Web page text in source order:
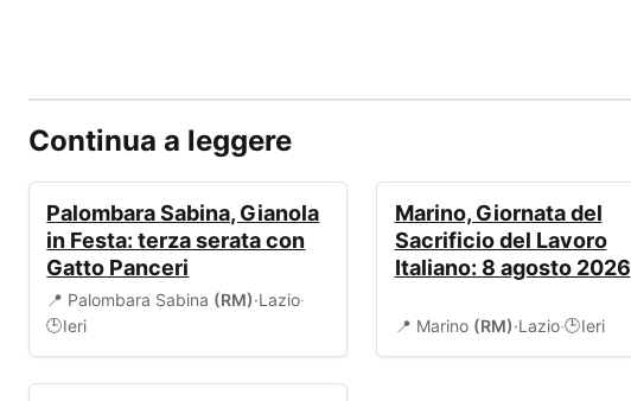
Continua a leggere
Palombara Sabina, Gianola
in Festa: terza serata con
Gatto Panceri
📍 Palombara Sabina (RM)·Lazio·
🕒Ieri
Marino, Giornata del
Sacrificio del Lavoro
Italiano: 8 agosto 2026
📍 Marino (RM)·Lazio·🕒Ieri